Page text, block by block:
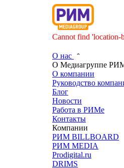
Cannot find 'location-
О нас
О Медиагруппе
О компании
Руководство
Блог
Новости
Работа в РИМе
Контакты
Компании
РИМ BILLBOARD
РИМ MEDIA
Prodigital.ru
DRIMS